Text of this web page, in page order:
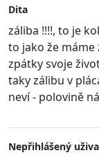
Dita
záliba !!!!, to je
to jako že máme
zpátky svoje
taky zálibu v
neví - polovině
Nepřihlášený